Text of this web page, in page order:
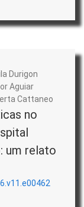
Durigon
Aguiar
Cattaneo
no
um relato